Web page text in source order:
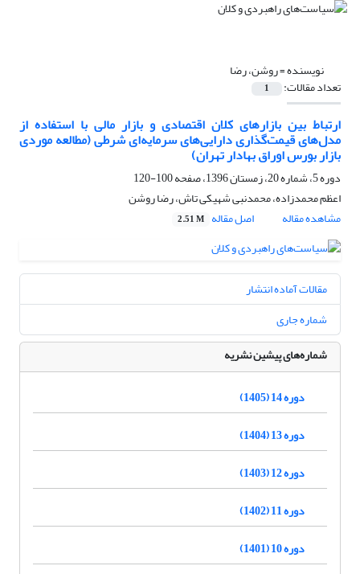
نویسنده =روشن، رضا
تعداد مقالات: 1
ارتباط بین بازارهای کلان اقتصادی و بازار مالی با استفاده از
مدل‌های قیمت‌گذاری دارایی‌های سرمایه‌ای شرطی (مطالعه موردی
بازار بورس اوراق بهادار تهران)
دوره 5، شماره 20، زمستان 1396، صفحه
100-120
اعظم محمدزاده، محمدنبی شهیکی تاش، رضا روشن
مشاهده مقاله
اصل مقاله 2.51 M
مقالات آماده انتشار
شماره جاری
شماره‌های پیشین نشریه
دوره 14 (1405)
دوره 13 (1404)
دوره 12 (1403)
دوره 11 (1402)
دوره 10 (1401)